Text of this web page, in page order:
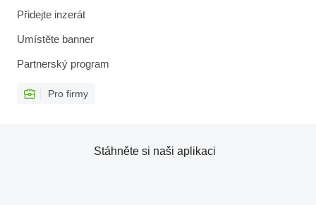
Přidejte inzerát
Umístěte banner
Partnerský program
Pro firmy
Stáhněte si naši aplikaci